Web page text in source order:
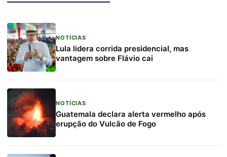
NOTÍCIAS
Lula lidera corrida presidencial, mas
vantagem sobre Flávio cai
NOTÍCIAS
Guatemala declara alerta vermelho após
erupção do Vulcão de Fogo